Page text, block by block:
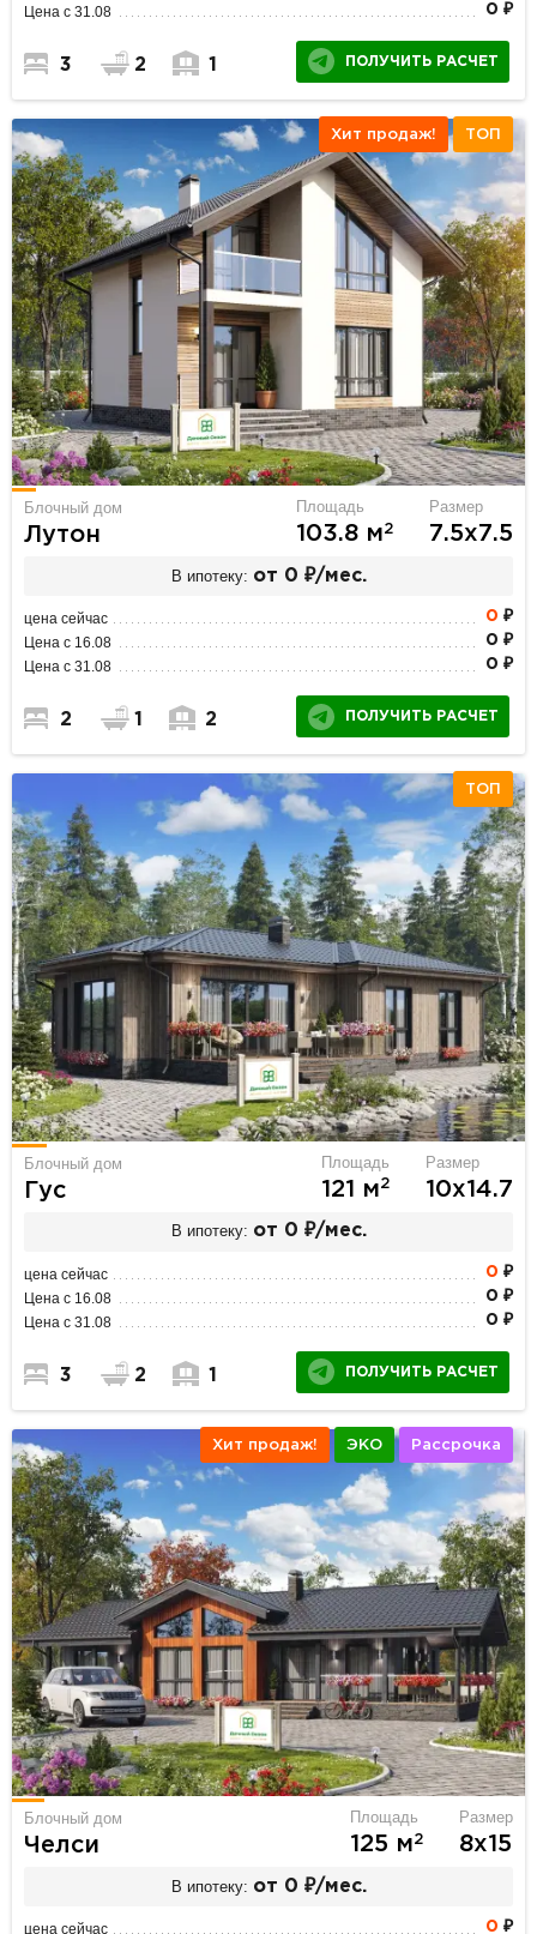
Цена с 31.08 0 ₽
3 2 1 ПОЛУЧИТЬ РАСЧЕТ
Хит продаж! ТОП
Блочный дом
Лутон
Площадь
103.8 м2
Размер
7.5х7.5
В ипотеку: от 0 ₽/мес.
цена сейчас 0 ₽
Цена с 16.08 0 ₽
Цена с 31.08 0 ₽
2 1 2 ПОЛУЧИТЬ РАСЧЕТ
ТОП
Блочный дом
Гус
Площадь
121 м2
Размер
10х14.7
В ипотеку: от 0 ₽/мес.
цена сейчас 0 ₽
Цена с 16.08 0 ₽
Цена с 31.08 0 ₽
3 2 1 ПОЛУЧИТЬ РАСЧЕТ
Хит продаж! ЭКО Рассрочка
Блочный дом
Челси
Площадь
125 м2
Размер
8х15
В ипотеку: от 0 ₽/мес.
цена сейчас 0 ₽